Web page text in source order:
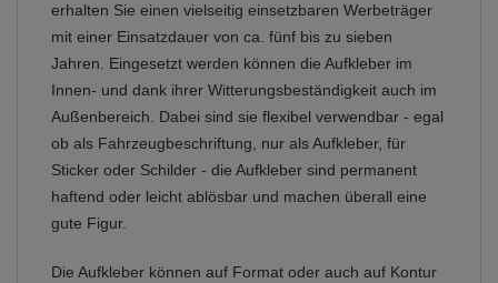
erhalten Sie einen vielseitig einsetzbaren Werbeträger
mit einer Einsatzdauer von ca. fünf bis zu sieben
Jahren. Eingesetzt werden können die Aufkleber im
Innen- und dank ihrer Witterungsbeständigkeit auch im
Außenbereich. Dabei sind sie flexibel verwendbar - egal
ob als Fahrzeugbeschriftung, nur als Aufkleber, für
Sticker oder Schilder - die Aufkleber sind permanent
haftend oder leicht ablösbar und machen überall eine
gute Figur.
Die Aufkleber können auf Format oder auch auf Kontur